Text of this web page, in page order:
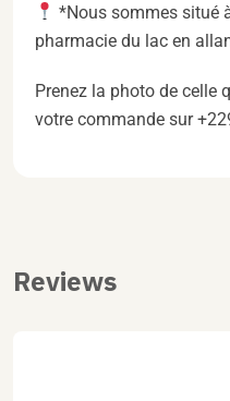
*Nous sommes situé
pharmacie du lac en
Prenez la photo de celle
votre commande sur
Reviews